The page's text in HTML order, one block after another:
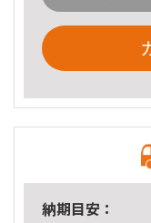
納期目安：